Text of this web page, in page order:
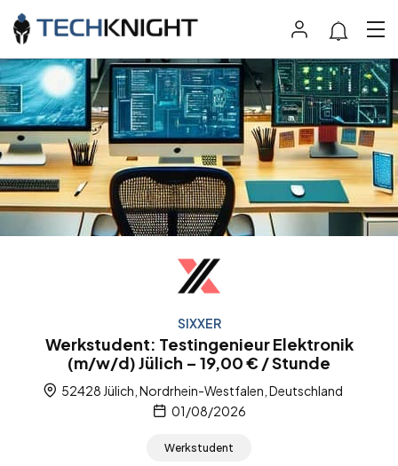
SIXXER
Werkstudent: Testingenieur Elektronik
(m/w/d) Jülich – 19,00 € / Stunde
52428 Jülich, Nordrhein-Westfalen, Deutschland
01/08/2026
Werkstudent